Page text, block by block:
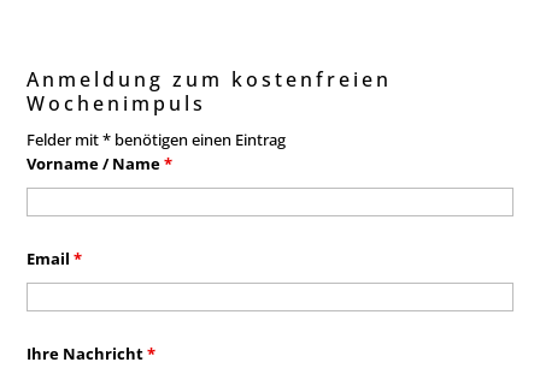
Anmeldung zum kostenfreien
Wochenimpuls
Felder mit * benötigen einen Eintrag
Vorname / Name*
Email*
Ihre Nachricht*